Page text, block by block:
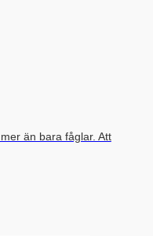
än bara fåglar. Att